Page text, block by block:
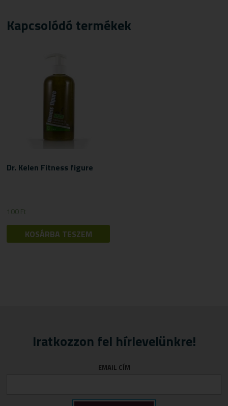
Kapcsolódó termékek
Dr. Kelen Fitness figure
100Ft
KOSÁRBA TESZEM
Iratkozzon fel hírlevelünkre!
EMAIL CÍM